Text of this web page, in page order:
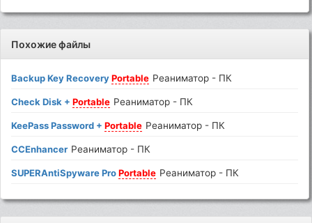
Похожие файлы
Backup Key RecoveryPortable Реаниматор - ПК
Check Disk +Portable Реаниматор - ПК
KeePass Password +Portable Реаниматор - ПК
CCEnhancer Реаниматор - ПК
SUPERAntiSpyware ProPortable Реаниматор - ПК